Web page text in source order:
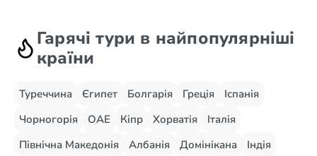
Гарячі тури в найпопулярніші
країни
Туреччина Єгипет Болгарія Греція
Іспанія
Чорногорія
ОАЕ Кіпр Хорватія
Італія
Північна Македонія
Албанія Домінікана
Індія